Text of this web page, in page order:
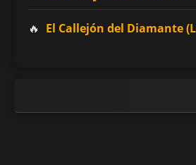
El Callejón del Diamante